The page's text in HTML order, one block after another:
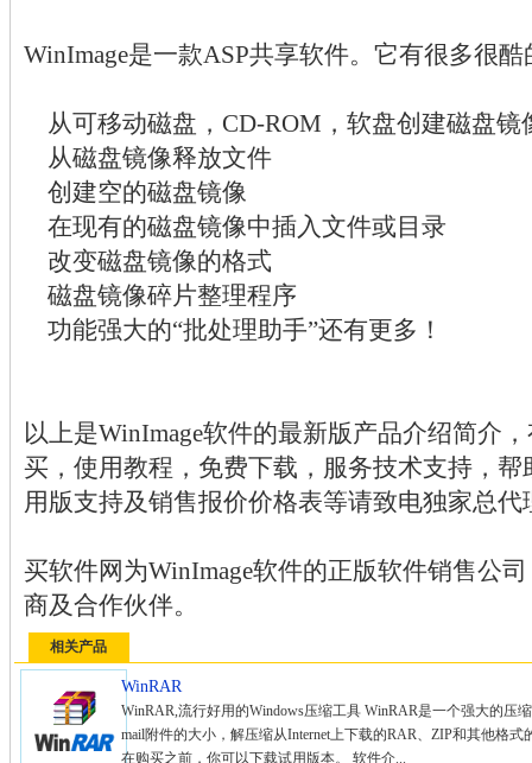
WinImage是一款ASP共享软件。它有很多很
从可移动磁盘，CD-ROM，软盘创建磁盘镜
从磁盘镜像释放文件
创建空的磁盘镜像
在现有的磁盘镜像中插入文件或目录
改变磁盘镜像的格式
磁盘镜像碎片整理程序
功能强大的“批处理助手”还有更多！
以上是WinImage软件的最新版产品介绍简介
买，使用教程，免费下载，服务技术支持，
用版支持及销售报价价格表等请致电独家总
买软件网为WinImage软件的正版软件销售公
商及合作伙伴。
相关产品
WinRAR
WinRAR,流行好用的Windows压缩工具 WinRAR是一个强大的压
mail附件的大小，解压缩从Internet上下载的RAR、ZIP和其他格
在购买之前，你可以下载试用版本。 软件介...